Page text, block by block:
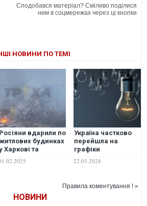
Сподобався матеріал? Сміливо поділися
ним в соцмережах через ці кнопки
НОВИНИ ПО ТЕМІ
Росіяни вдарили по
будинках
Харкові та
Україна частково
перейшла на
графіки
світла: що відомо і
22.03.2024
Правила коментування ! »
НОВИНИ